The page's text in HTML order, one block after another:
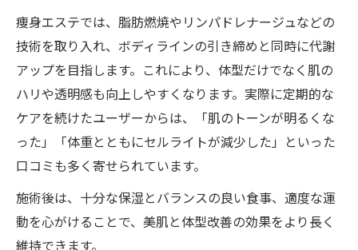
痩身エステでは、脂肪燃焼やリンパドレナージュなどの
技術を取り入れ、ボディラインの引き締めと同時に代謝
アップを目指します。これにより、体型だけでなく肌の
ハリや透明感も向上しやすくなります。実際に定期的な
ケアを続けたユーザーからは、「肌のトーンが明るくな
った」「体重とともにセルライトが減少した」といった
口コミも多く寄せられています。
施術後は、十分な保湿とバランスの良い食事、適度な運
動を心がけることで、美肌と体型改善の効果をより長く
維持できます。